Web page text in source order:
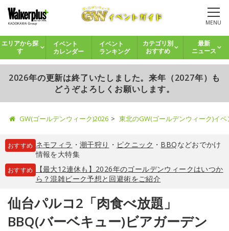
MENU
エリアから探
す
イベント
カレンダー
イベント
ランキング
カテゴリ別
おすすめ
最新
ニュース
2026年の更新は終了いたしました。来年（2027年）も
どうぞよろしくお願いします。
GW(ゴールデンウィーク)2026 東北のGW(ゴールデンウィーク)イ
おすすめ ネモフィラ ・ 潮干狩り ・ ピクニック ・ BBQなどおでかけ
情報を大特集
おすすめ
【最大12連休も】2026年のゴールデンウィークはいつか
ら？混雑ピーク予想と回避術をご紹介
仙台パルコ2「肉食べ放題」
BBQ(バーベキュー)ビアガーデン